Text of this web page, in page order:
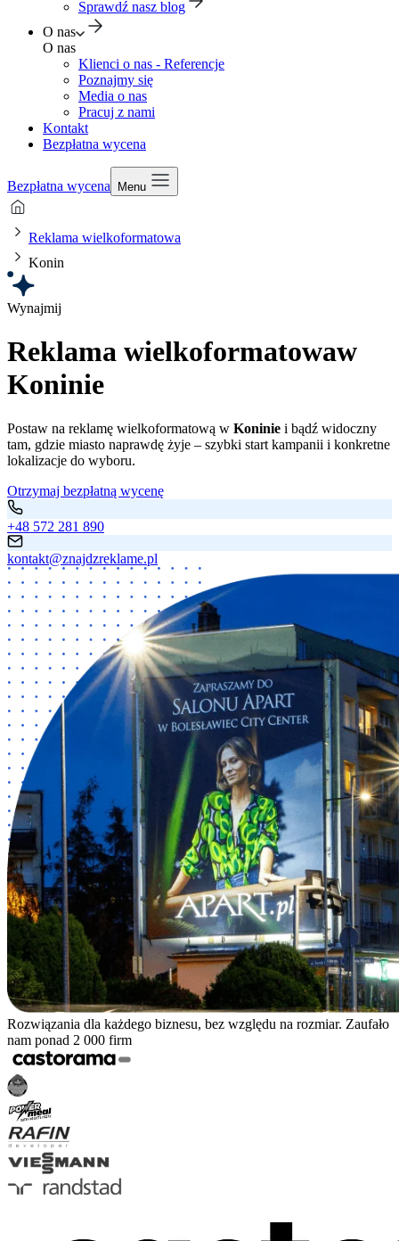
Sprawdź nasz blog
O nas
O nas
Klienci o nas - Referencje
Poznajmy się
Media o nas
Pracuj z nami
Kontakt
Bezpłatna wycena
Bezpłatna wycena Menu
Reklama wielkoformatowa
Konin
Wynajmij
Reklama wielkoformatowaw
Koninie
Postaw na reklamę wielkoformatową w Koninie i bądź widoczny
tam, gdzie miasto naprawdę żyje – szybki start kampanii i konkretne
lokalizacje do wyboru.
Otrzymaj bezpłatną wycenę
+48 572 281 890
kontakt@znajdzreklame.pl
Rozwiązania dla każdego biznesu, bez względu na rozmiar. Zaufało
nam ponad 2 000 firm